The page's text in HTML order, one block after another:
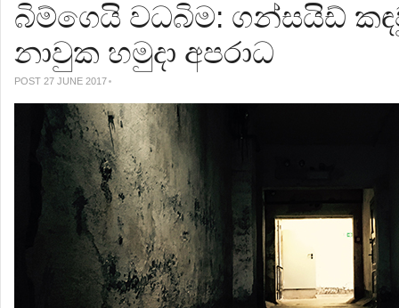
බිම්ගෙයි වධබිම: ගන්සයිඩ්
නාවුක හමුදා අපරාධ
POST 27 JUNE 2017